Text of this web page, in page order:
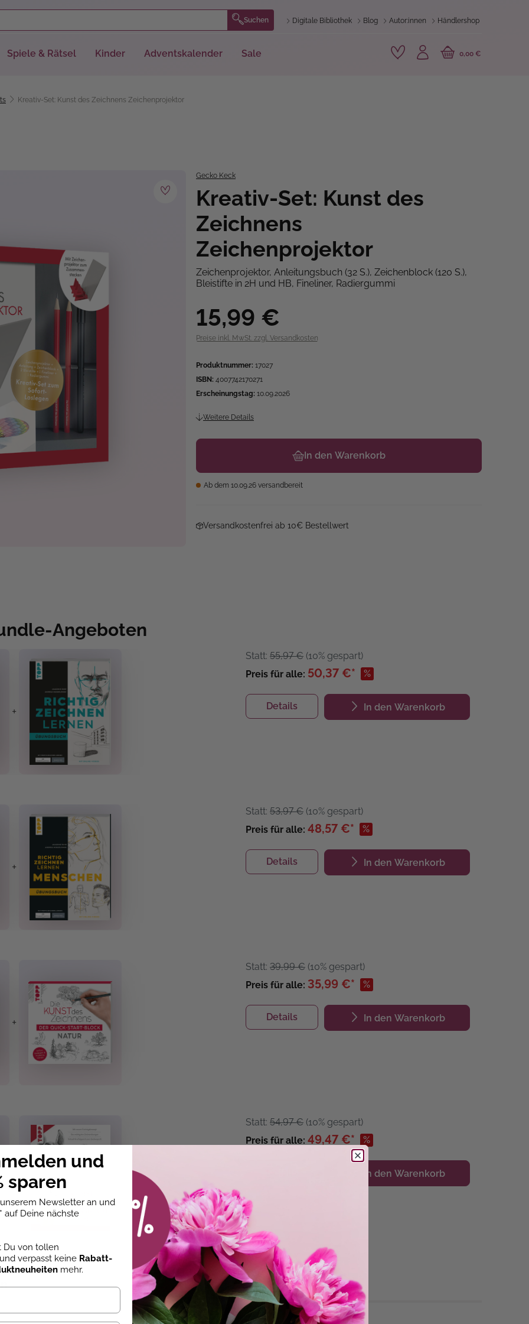
Suchen Digitale Bibliothek Blog Autor:innen Händlershop
Spiele & Rätsel Kinder Adventskalender Sale 0,00 €
Kreativ-Set: Kunst des Zeichnens Zeichenprojektor
Gecko Keck
Kreativ-Set: Kunst des
Zeichnens
Zeichenprojektor
Zeichenprojektor, Anleitungsbuch (32 S.), Zeichenblock (120 S.),
Bleistifte in 2H und HB, Fineliner, Radiergummi
15,99 €
Preise inkl. MwSt. zzgl. Versandkosten
Produktnummer: 17027
ISBN: 4007742170271
Erscheinungstag: 10.09.2026
Weitere Details
In den Warenkorb
Ab dem 10.09.26 versandbereit
Versandkostenfrei ab 10€ Bestellwert
Angeboten
+
Statt: 55,97 € (10% gespart)
Preis für alle: 50,37 €* %
Details In den Warenkorb
+
Statt: 53,97 € (10% gespart)
Preis für alle: 48,57 €* %
Details In den Warenkorb
+
Statt: 39,99 € (10% gespart)
Preis für alle: 35,99 €* %
Details In den Warenkorb
+
Statt: 54,97 € (10% gespart)
Preis für alle: 49,47 €* %
In den Warenkorb
und
sparen
Newsletter an und
* auf Deine nächste
Du von tollen
verpasst keine Rabatt-
mehr.